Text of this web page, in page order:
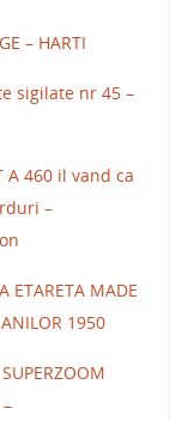
– HARTI
sigilate nr 45 –
A 460 il vand ca
–
ETARETA MADE
1950